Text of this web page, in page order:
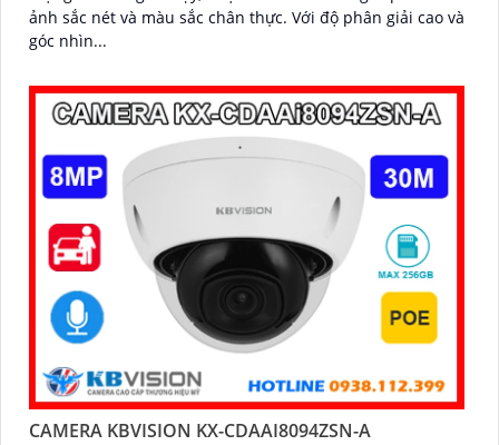
ảnh sắc nét và màu sắc chân thực. Với độ phân giải cao và
góc nhìn...
CAMERA KBVISION KX-CDAAI8094ZSN-A